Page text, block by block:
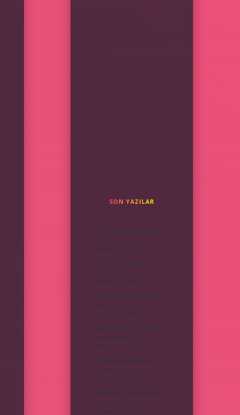
SON YAZILAR
Evde besamel sos nasıl
yapılır ?
Ağustos 6, 2026
Ayrılık acısı ne zaman
hafifletilir ?
Ağustos 5, 2026
Arabaya kaç kere pasta cila
yapılır ?
Ağustos 4, 2026
Altın kahve saç rengi hangi
tenlere yakışır ?
Temmuz 30, 2026
Rüyada ayı saldırması
Diyanet ?
Temmuz 27, 2026
Ergenlikte 1 yılda kaç cm
boy uzar ?
Temmuz 25, 2026